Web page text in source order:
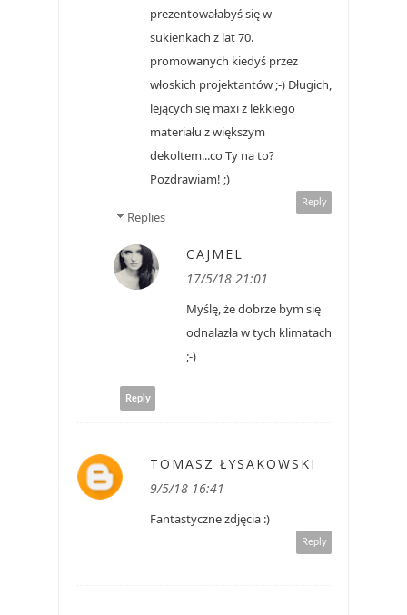
prezentowałabyś się w
sukienkach z lat 70.
promowanych kiedyś przez
włoskich projektantów ;-) Długich,
lejących się maxi z lekkiego
materiału z większym
dekoltem...co Ty na to?
Pozdrawiam! ;)
Reply
Replies
CAJMEL
17/5/18 21:01
Myślę, że dobrze bym się
odnalazła w tych klimatach
;-)
Reply
TOMASZ ŁYSAKOWSKI
9/5/18 16:41
Fantastyczne zdjęcia :)
Reply